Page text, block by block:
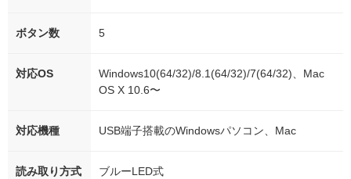
ボタン数 5
対応OS
Windows10(64/32)/8.1(64/32)/7(64/32)、Mac
OS X 10.6〜
対応機種 USB端子搭載のWindowsパソコン、Mac
読み取り方式 ブルーLED式